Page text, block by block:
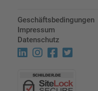
Geschäftsbedingungen
Impressum
Datenschutz